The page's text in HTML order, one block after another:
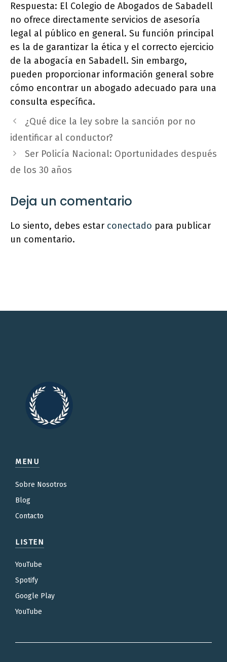
Respuesta: El Colegio de Abogados de Sabadell
no ofrece directamente servicios de asesoría
legal al público en general. Su función principal
es la de garantizar la ética y el correcto ejercicio
de la abogacía en Sabadell. Sin embargo,
pueden proporcionar información general sobre
cómo encontrar un abogado adecuado para una
consulta específica.
¿Qué dice la ley sobre la sanción por no
identificar al conductor?
Ser Policía Nacional: Oportunidades después
de los 30 años
Deja un comentario
Lo siento, debes estar conectado para publicar
un comentario.
MENU
Sobre Nosotros
Blog
Contacto
LISTEN
YouTube
Spotify
Google Play
YouTube